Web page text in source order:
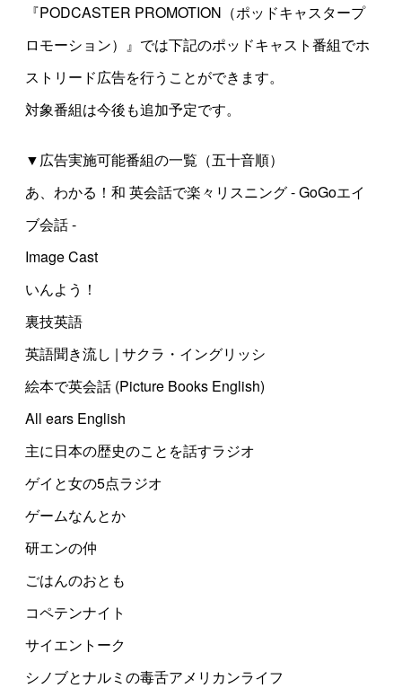
『PODCASTER PROMOTION（ポッドキャスタープ
ロモーション）』では下記のポッドキャスト番組でホ
ストリード広告を行うことができます。
対象番組は今後も追加予定です。
▼広告実施可能番組の一覧（五十音順）
あ、わかる！和 英会話で楽々リスニング - GoGoエイ
ブ会話 -
Image Cast
いんよう！
裏技英語
英語聞き流し | サクラ・イングリッシ
絵本で英会話 (Picture Books English)
All ears English
主に日本の歴史のことを話すラジオ
ゲイと女の5点ラジオ
ゲームなんとか
研エンの仲
ごはんのおとも
コペテンナイト
サイエントーク
シノブとナルミの毒舌アメリカンライフ